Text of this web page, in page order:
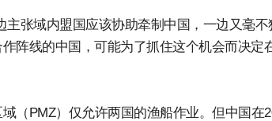
主张域内盟国应该协助牵制中国，一边又毫
阵线的中国，可能为了抓住这个机会而决定
（PMZ）仅允许两国的渔船作业。但中国在